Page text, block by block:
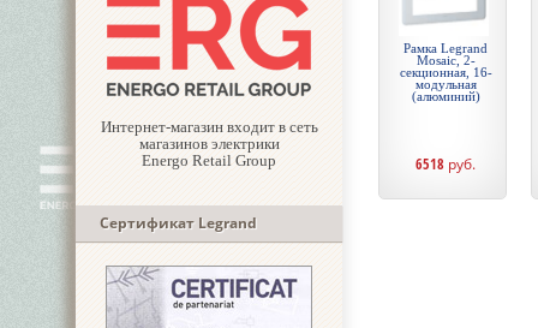
Интернет-магазин входит в сеть
магазинов электрики
Energo Retail Group
Сертификат Legrand
Рамка Legrand
Mosaic, 2-
секционная, 16-
модульная
(алюминий)
6518 руб.